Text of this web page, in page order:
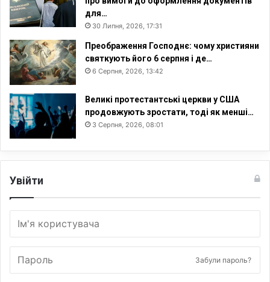
для…
30 Липня, 2026, 17:31
Преображення Господнє: чому християни
святкують його 6 серпня і де…
6 Серпня, 2026, 13:42
Великі протестантські церкви у США
продовжують зростати, тоді як менші…
3 Серпня, 2026, 08:01
Увійти
Забули пароль?